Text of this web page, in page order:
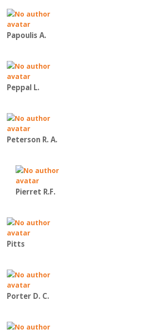
Papoulis A.
Peppal L.
Peterson R. A.
Pierret R.F.
Pitts
Porter D. C.